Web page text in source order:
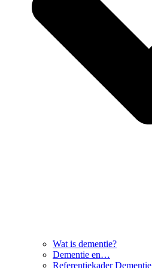
Wat is dementie?
Dementie en…
Referentiekader Dementie